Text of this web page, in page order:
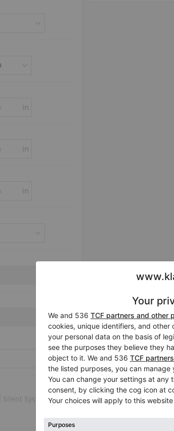
in
in
in
Silent System